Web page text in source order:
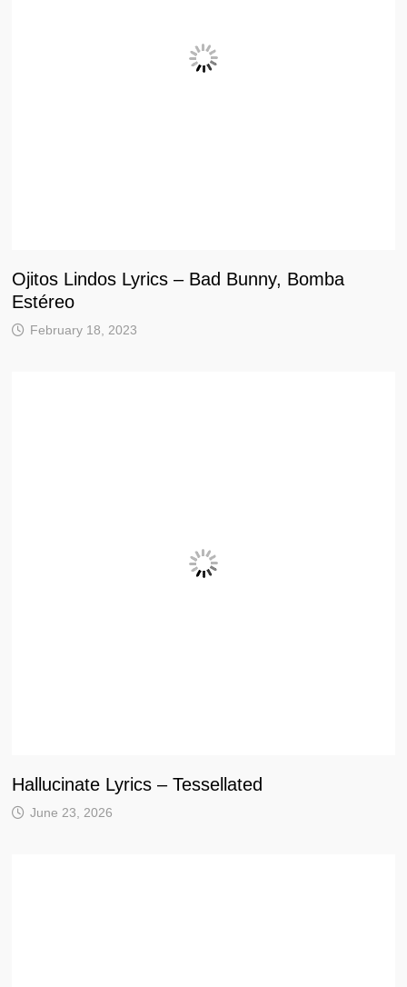
Ojitos Lindos Lyrics – Bad Bunny, Bomba
Estéreo
February 18, 2023
Hallucinate Lyrics – Tessellated
June 23, 2026